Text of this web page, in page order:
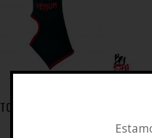
TOBILLERA KONTAC VENUM